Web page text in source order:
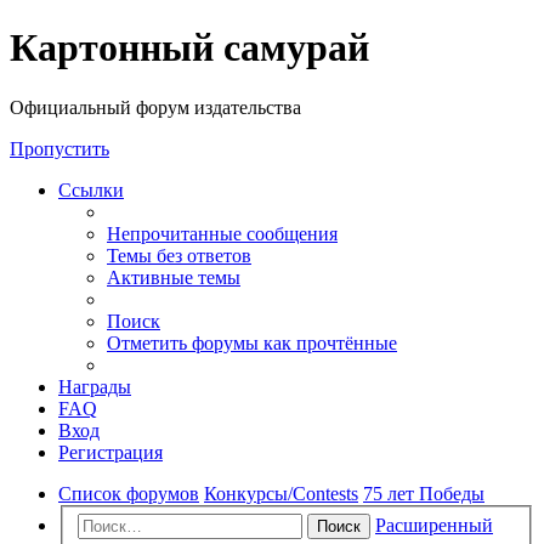
Регистрация
Картонный самурай
Официальный форум издательства
Пропустить
Ссылки
Непрочитанные сообщения
Темы без ответов
Активные темы
Поиск
Отметить форумы как прочтённые
Награды
FAQ
Вход
Регистрация
Список форумов Конкурсы/Contests 75 лет Победы
Поиск
Расширенный